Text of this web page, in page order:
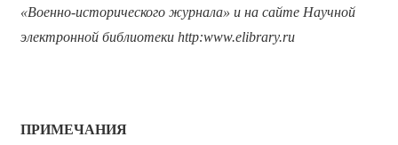
«Военно-исторического журнала» и на сайте Научной
электронной библиотеки http:www.elibrary.ru
ПРИМЕЧАНИЯ